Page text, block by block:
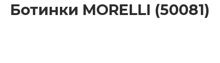
Ботинки MORELLI (50081)